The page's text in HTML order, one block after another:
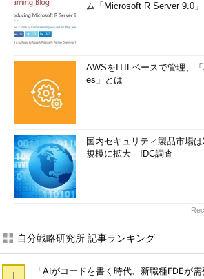
ム「Microsoft R Server 9.0
AWSをITILベースで管理、
es」とは
国内セキュリティ製品市場
規模に拡大 IDC調査
自分戦略研究所 記事ランキング
「AIがコードを書く時代、新職種FDEが